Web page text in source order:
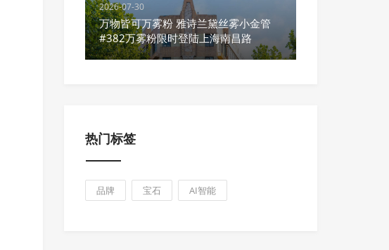
2026-07-30
万物皆可万雾粉 雅诗兰黛丝雾小金管
#382万雾粉限时登陆上海南昌路
热门标签
品牌 宝石 AI智能